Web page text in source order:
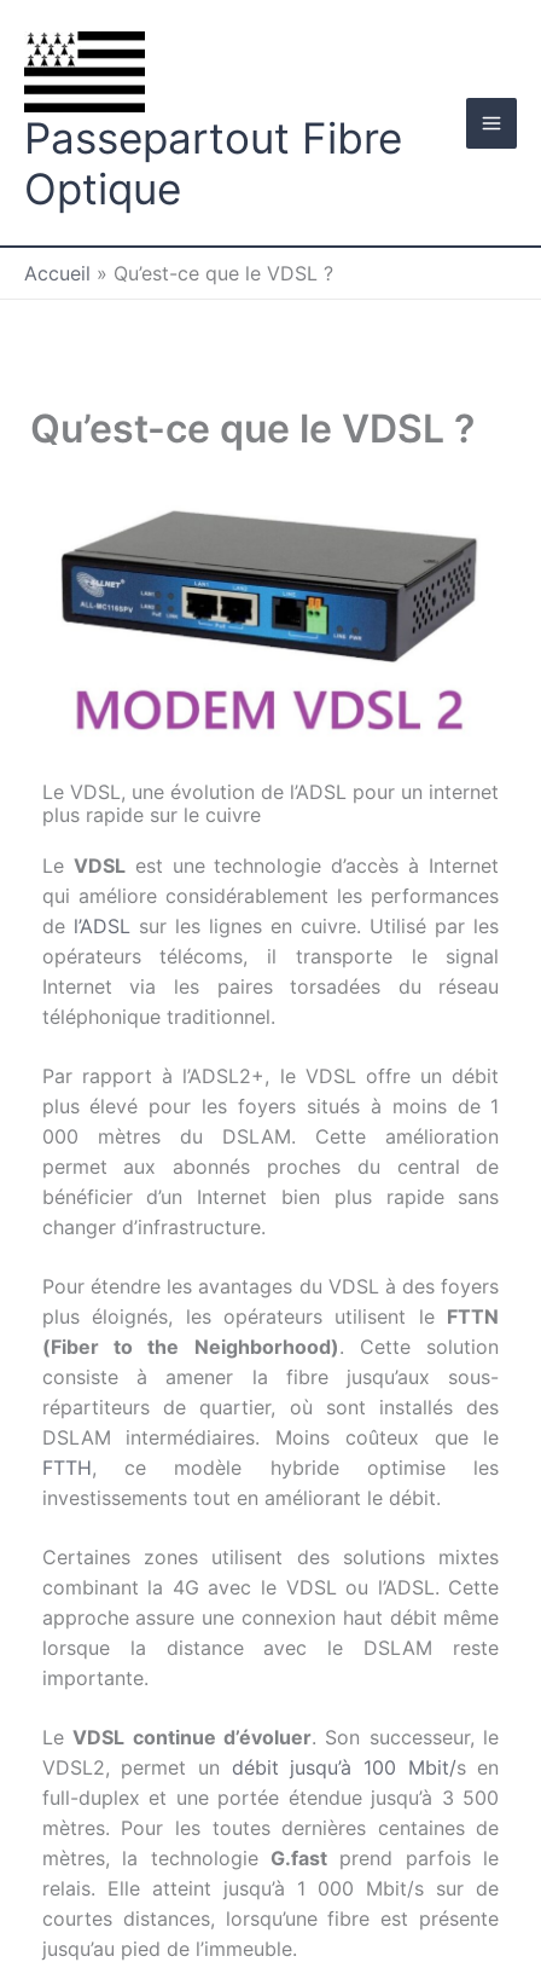
contenu
Passepartout Fibre
Optique
Accueil » Qu’est-ce que le VDSL ?
Qu’est-ce que le VDSL ?
Le VDSL, une évolution de l’ADSL pour un internet
plus rapide sur le cuivre
Le VDSLest une technologie d’accès à Internet
qui améliore considérablement les performances
de l’ADSL sur les lignes en cuivre. Utilisé par les
opérateurs télécoms, il transporte le signal
Internet via les paires torsadées du réseau
téléphonique traditionnel.
Par rapport à l’ADSL2+, le VDSL offre un débit
plus élevé pour les foyers situés à moins de 1
000 mètres du DSLAM. Cette amélioration
permet aux abonnés proches du central de
bénéficier d’un Internet bien plus rapide sans
changer d’infrastructure.
Pour étendre les avantages du VDSL à des foyers
plus éloignés, les opérateurs utilisent le FTTN
(Fiber to the Neighborhood). Cette solution
consiste à amener la fibre jusqu’aux sous-
répartiteurs de quartier, où sont installés des
DSLAM intermédiaires. Moins coûteux que le
FTTH, ce modèle hybride optimise les
investissements tout en améliorant le débit.
Certaines zones utilisent des solutions mixtes
combinant la 4G avec le VDSL ou l’ADSL. Cette
approche assure une connexion haut débit même
lorsque la distance avec le DSLAM reste
importante.
LeVDSL continue d’évoluer. Son successeur, le
VDSL2, permet un débit jusqu’à 100 Mbit/s en
full-duplex et une portée étendue jusqu’à 3 500
mètres. Pour les toutes dernières centaines de
mètres, la technologie G.fast prend parfois le
relais. Elle atteint jusqu’à 1 000 Mbit/s sur de
courtes distances, lorsqu’une fibre est présente
jusqu’au pied de l’immeuble.